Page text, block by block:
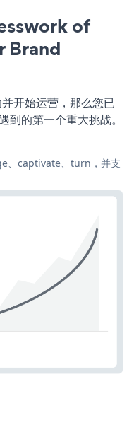
of
Brand
开始运营，那么您已
的第一个重大挑战。
、captivate、turn，并支